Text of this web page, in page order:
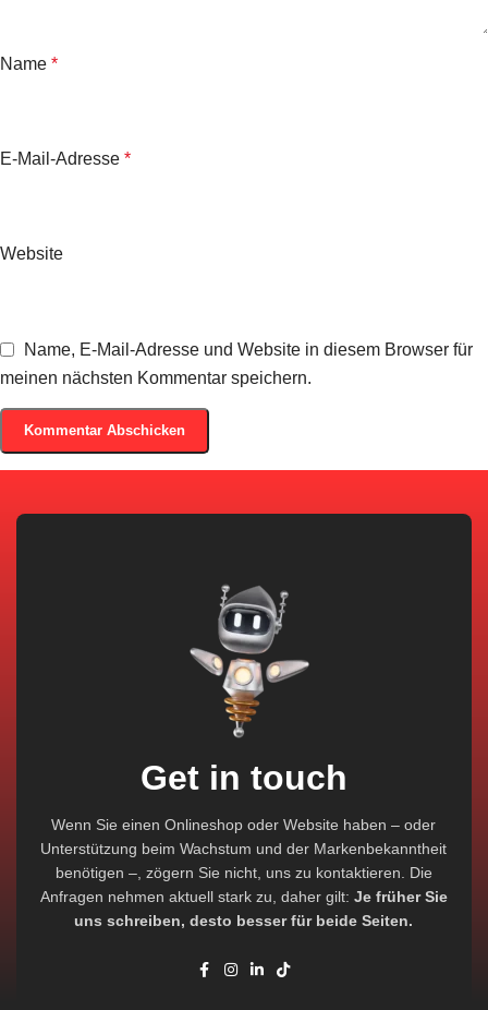
Name *
E-Mail-Adresse *
Website
Name, E-Mail-Adresse und Website in diesem Browser für
meinen nächsten Kommentar speichern.
Get in touch
Wenn Sie einen Onlineshop oder Website haben – oder
Unterstützung beim Wachstum und der Markenbekanntheit
benötigen –, zögern Sie nicht, uns zu kontaktieren. Die
Anfragen nehmen aktuell stark zu, daher gilt: Je früher Sie
uns schreiben, desto besser für beide Seiten.